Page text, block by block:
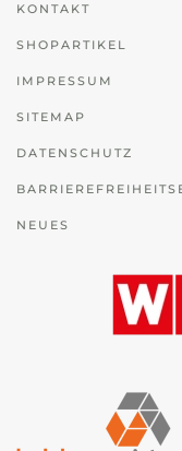
KONTAKT
SHOPARTIKEL
IMPRESSUM
SITEMAP
DATENSCHUTZ
NEUES